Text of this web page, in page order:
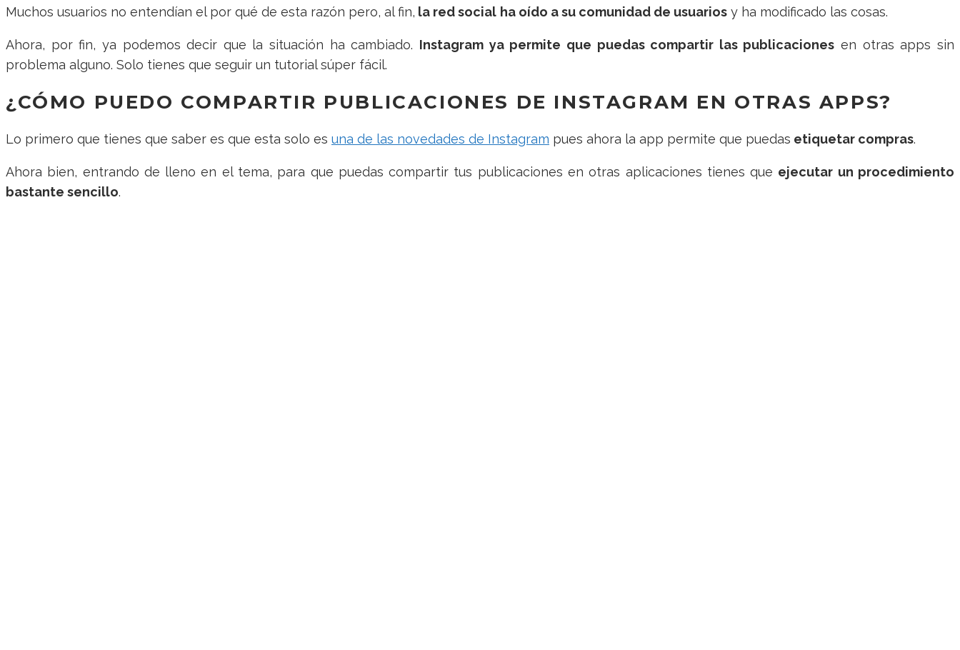
Muchos usuarios no entendían el por qué de esta razón pero, al fin, la red social ha oído a su comunidad de usuarios y ha modificado las cosas.
Ahora, por fin, ya podemos decir que la situación ha cambiado. Instagram ya permite que puedas compartir las publicaciones en otras apps sin
problema alguno. Solo tienes que seguir un tutorial súper fácil.
¿CÓMO PUEDO COMPARTIR PUBLICACIONES DE INSTAGRAM EN OTRAS APPS?
Lo primero que tienes que saber es que esta solo es una de las novedades de Instagram pues ahora la app permite que puedas etiquetar compras.
Ahora bien, entrando de lleno en el tema, para que puedas compartir tus publicaciones en otras aplicaciones tienes que ejecutar un procedimiento
bastante sencillo.